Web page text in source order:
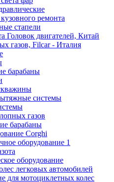
ремонта
стапели
Головок двигателей, Китай
газов, Filcar - Италия
барабаны
системы
газов
барабаны
Corghi
оборудование 1
оборудование
легковых автомобилей
для мотоциклетных колес